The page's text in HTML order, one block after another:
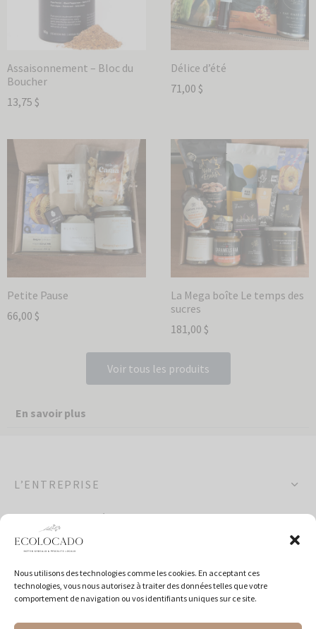
Nous utilisons des technologies comme les cookies. En acceptant ces
technologies, vous nous autorisez à traiter des données telles que votre
comportement de navigation ou vos identifiants uniques sur ce site.
Assaisonnement – Bloc du
Boucher
13,75 $
Délice d’été
71,00 $
Petite Pause
66,00 $
La Mega boîte Le temps des
sucres
181,00 $
Voir tous les produits
En savoir plus
L’ENTREPRISE
POLITIQUES
SUIVEZ-NOUS